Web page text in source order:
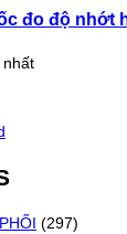
đo độ nhớt
nhất
(297)